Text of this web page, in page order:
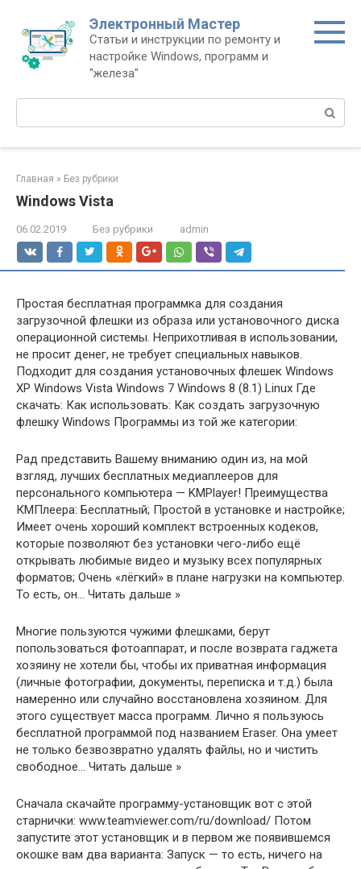
контенту
Электронный Мастер
Статьи и инструкции по ремонту и
настройке Windows, программ и
"железа"
Поиск:
Главная » Без рубрики
Windows Vista
06.02.2019 Без рубрики admin
Простая бесплатная программка для создания
загрузочной флешки из образа или установочного диска
операционной системы. Неприхотливая в использовании,
не просит денег, не требует специальных навыков.
Подходит для создания установочных флешек Windows
XP Windows Vista Windows 7 Windows 8 (8.1) Linux Где
скачать: Как использовать: Как создать загрузочную
флешку Windows Программы из той же категории:
Рад представить Вашему вниманию один из, на мой
взгляд, лучших бесплатных медиаплееров для
персонального компьютера — KMPlayer! Преимущества
КМПлеера: Бесплатный; Простой в установке и настройке;
Имеет очень хороший комплект встроенных кодеков,
которые позволяют без установки чего-либо ещё
открывать любимые видео и музыку всех популярных
форматов; Очень «лёгкий» в плане нагрузки на компьютер.
То есть, он… Читать дальше »
Многие пользуются чужими флешками, берут
попользоваться фотоаппарат, и после возврата гаджета
хозяину не хотели бы, чтобы их приватная информация
(личные фотографии, документы, переписка и т.д.) была
намеренно или случайно восстановлена хозяином. Для
этого существует масса программ. Лично я пользуюсь
бесплатной программой под названием Eraser. Она умеет
не только безвозвратно удалять файлы, но и чистить
свободное… Читать дальше »
Сначала скачайте программу-установщик вот с этой
старнички: www.teamviewer.com/ru/download/ Потом
запустите этот установщик и в первом же появившемся
окошке вам два варианта: Запуск — то есть, ничего на